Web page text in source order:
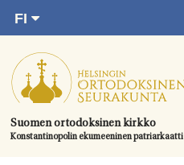
suoraan
sisältöön.
Suomen ortodoksinen kirkko
Konstantinopolin ekumeeninen patriarkaatti
FI
SV
EN
UA
Etusivu
Ajankohtaista
Juhlat & toimitukset